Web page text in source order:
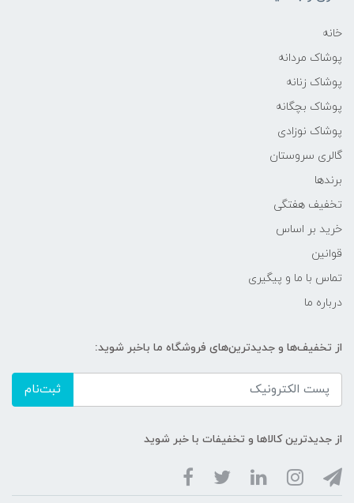
خانه
پوشاک مردانه
پوشاک زنانه
پوشاک بچگانه
پوشاک نوزادی
گالری سروستان
برندها
تخفیف هفتگی
خرید بر اساس
قوانین
تماس با ما و پیگیری
درباره ما
از تخفیف‌ها و جدیدترین‌های فروشگاه ما باخبر شوید:
ثبت‌نام
از جدیدترین کالاها و تخفیفات با خبر شوید